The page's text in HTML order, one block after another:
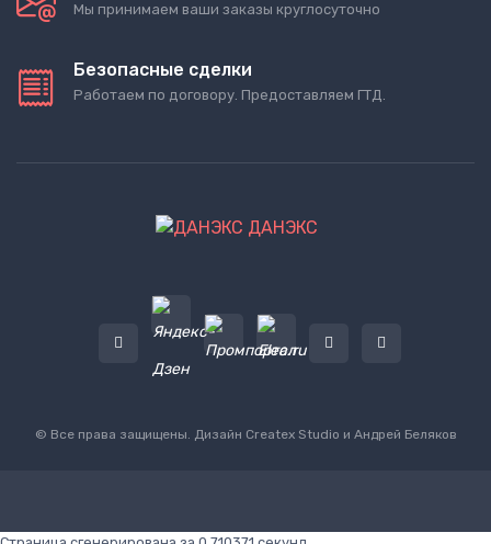
Мы принимаем ваши заказы круглосуточно
Безопасные сделки
Работаем по договору. Предоставляем ГТД.
ДАНЭКС
© Все права защищены. Дизайн Createx Studio и Андрей Беляков